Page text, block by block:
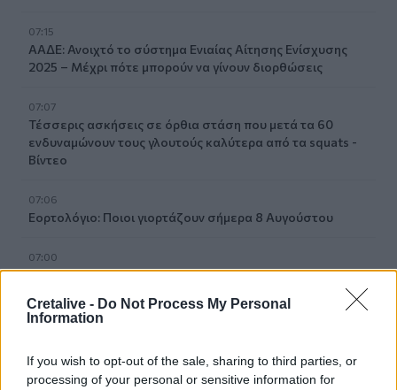
Cretalive - Do Not Process My Personal
Information
If you wish to opt-out of the sale, sharing to third parties, or
processing of your personal or sensitive information for
07:15
ΑΑΔΕ: Ανοιχτό το σύστημα Ενιαίας Αίτησης Ενίσχυσης
2025 – Μέχρι πότε μπορούν να γίνουν διορθώσεις
07:07
Τέσσερις ασκήσεις σε όρθια στάση που μετά τα 60
ενδυναμώνουν τους γλουτούς καλύτερα από τα squats -
Βίντεο
07:06
Εορτολόγιο: Ποιοι γιορτάζουν σήμερα 8 Αυγούστου
07:00
Αντί για καφέ: Τρία ροφήματα για άμεσο "ξύπνημα" και
Κρήτη - Δείτε χάρτη